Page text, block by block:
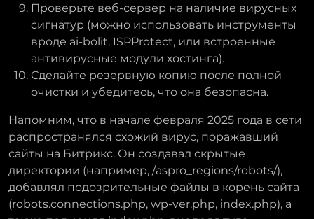
Проверьте веб-сервер на наличие вирусных
сигнатур (можно использовать инструменты
вроде ai-bolit, ISPProtect, или встроенные
антивирусные модули хостинга).
Сделайте резервную копию после полной
очистки и убедитесь, что она безопасна.
Напомним, что в начале февраля 2025 года в сети
распространялся схожий вирус, поражавший
сайты на Битрикс. Он создавал скрытые
директории (например, /aspro_regions/robots/),
добавлял подозрительные файлы в корень сайта
(robots.connections.php, wp-ver.php, index.php), а